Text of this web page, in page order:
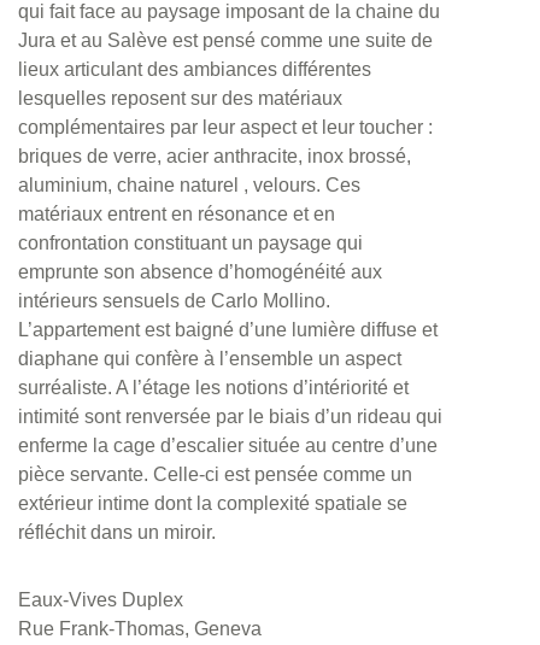
qui fait face au paysage imposant de la chaine du
Jura et au Salève est pensé comme une suite de
lieux articulant des ambiances différentes
lesquelles reposent sur des matériaux
complémentaires par leur aspect et leur toucher :
briques de verre, acier anthracite, inox brossé,
aluminium, chaine naturel , velours. Ces
matériaux entrent en résonance et en
confrontation constituant un paysage qui
emprunte son absence d’homogénéité aux
intérieurs sensuels de Carlo Mollino.
L’appartement est baigné d’une lumière diffuse et
diaphane qui confère à l’ensemble un aspect
surréaliste. A l’étage les notions d’intériorité et
intimité sont renversée par le biais d’un rideau qui
enferme la cage d’escalier située au centre d’une
pièce servante. Celle-ci est pensée comme un
extérieur intime dont la complexité spatiale se
réfléchit dans un miroir.
Eaux-Vives Duplex
Rue Frank-Thomas, Geneva